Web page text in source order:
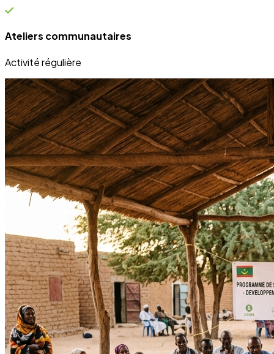
Ateliers communautaires
Activité régulière